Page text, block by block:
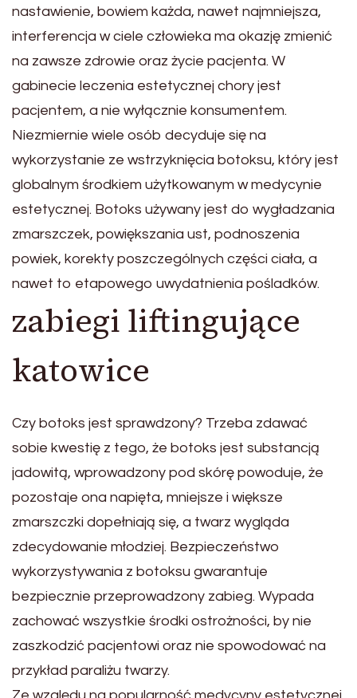
nastawienie, bowiem każda, nawet najmniejsza,
interferencja w ciele człowieka ma okazję zmienić
na zawsze zdrowie oraz życie pacjenta. W
gabinecie leczenia estetycznej chory jest
pacjentem, a nie wyłącznie konsumentem.
Niezmiernie wiele osób decyduje się na
wykorzystanie ze wstrzyknięcia botoksu, który jest
globalnym środkiem użytkowanym w medycynie
estetycznej. Botoks używany jest do wygładzania
zmarszczek, powiększania ust, podnoszenia
powiek, korekty poszczególnych części ciała, a
nawet to etapowego uwydatnienia pośladków.
zabiegi liftingujące
katowice
Czy botoks jest sprawdzony? Trzeba zdawać
sobie kwestię z tego, że botoks jest substancją
jadowitą, wprowadzony pod skórę powoduje, że
pozostaje ona napięta, mniejsze i większe
zmarszczki dopełniają się, a twarz wygląda
zdecydowanie młodziej. Bezpieczeństwo
wykorzystywania z botoksu gwarantuje
bezpiecznie przeprowadzony zabieg. Wypada
zachować wszystkie środki ostrożności, by nie
zaszkodzić pacjentowi oraz nie spowodować na
przykład paraliżu twarzy.